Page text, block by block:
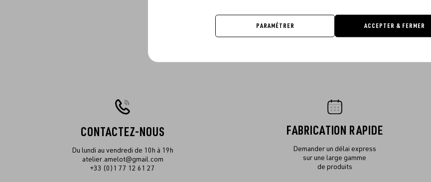
CONTACTEZ-NOUS
Du lundi au vendredi de 10h à 19h
atelier.amelot@gmail.com
+33 (0)1 77 12 61 27
FABRICATION RAPIDE
Demander un délai express
sur une large gamme
de produits
PARAMÉTRER ACCEPTER & FERMER